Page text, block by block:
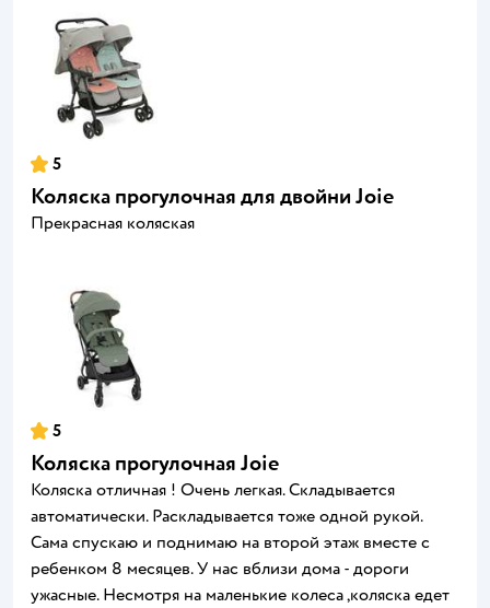
5
Коляска прогулочная для двойни Joie
Прекрасная коляская
5
Коляска прогулочная Joie
Коляска отличная ! Очень легкая. Складывается
автоматически. Раскладывается тоже одной рукой.
Сама спускаю и поднимаю на второй этаж вместе с
ребенком 8 месяцев. У нас вблизи дома - дороги
ужасные. Несмотря на маленькие колеса ,коляска едет